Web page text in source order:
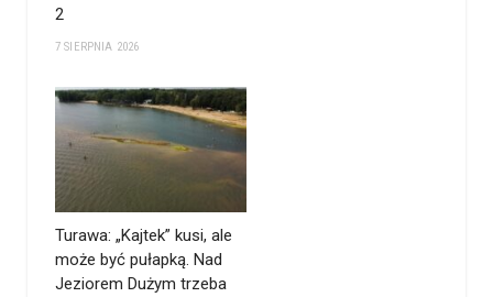
2
7 SIERPNIA 2026
Turawa: „Kajtek” kusi, ale
może być pułapką. Nad
Jeziorem Dużym trzeba